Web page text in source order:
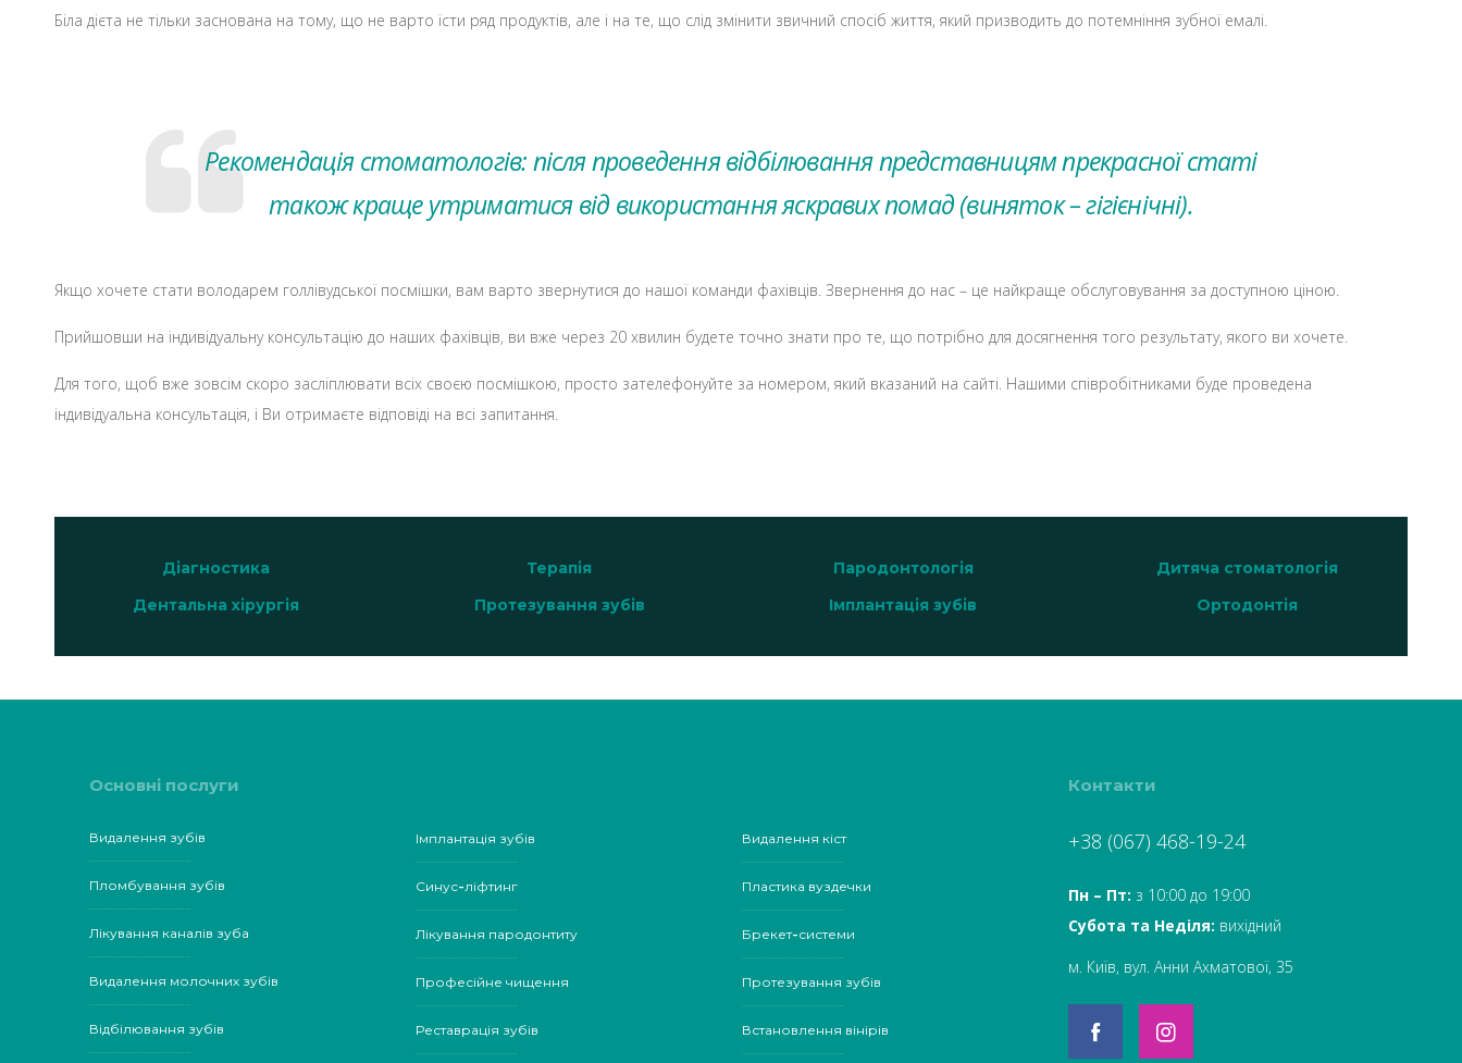
Біла дієта не тільки заснована на тому, що не варто їсти ряд продуктів, але і на те, що слід змінити звичний спосіб життя, який призводить до потемніння зубної емалі.
Рекомендація стоматологів: після проведення відбілювання представницям прекрасної статі
також краще утриматися від використання яскравих помад (виняток – гігієнічні).
Якщо хочете стати володарем голлівудської посмішки, вам варто звернутися до нашої команди фахівців. Звернення до нас – це найкраще обслуговування за доступною ціною.
Прийшовши на індивідуальну консультацію до наших фахівців, ви вже через 20 хвилин будете точно знати про те, що потрібно для досягнення того результату, якого ви хочете.
Для того, щоб вже зовсім скоро засліплювати всіх своєю посмішкою, просто зателефонуйте за номером, який вказаний на сайті. Нашими співробітниками буде проведена
індивідуальна консультація, і Ви отримаєте відповіді на всі запитання.
Діагностика
Дентальна хірургія
Терапія
Протезування зубів
Пародонтологія
Імплантація зубів
Дитяча стоматологія
Ортодонтія
Основні послуги
Видалення зубів
Пломбування зубів
Лікування каналів зуба
Видалення молочних зубів
Відбілювання зубів
Імплантація зубів
Синус-ліфтинг
Лікування пародонтиту
Професійне чищення
Реставрація зубів
Видалення кіст
Пластика вуздечки
Брекет-системи
Протезування зубів
Встановлення вінірів
Контакти
+38 (067) 468-19-24
Пн – Пт: з 10:00 до 19:00
Субота та Неділя: вихідний
м. Київ, вул. Анни Ахматової, 35